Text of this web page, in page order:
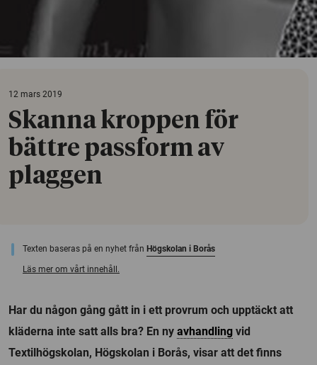
12 mars 2019
Skanna kroppen för
bättre passform av
plaggen
Texten baseras på en nyhet från Högskolan i Borås
Läs mer om vårt innehåll.
Har du någon gång gått in i ett provrum och upptäckt att
kläderna inte satt alls bra? En ny avhandling vid
Textilhögskolan, Högskolan i Borås, visar att det finns